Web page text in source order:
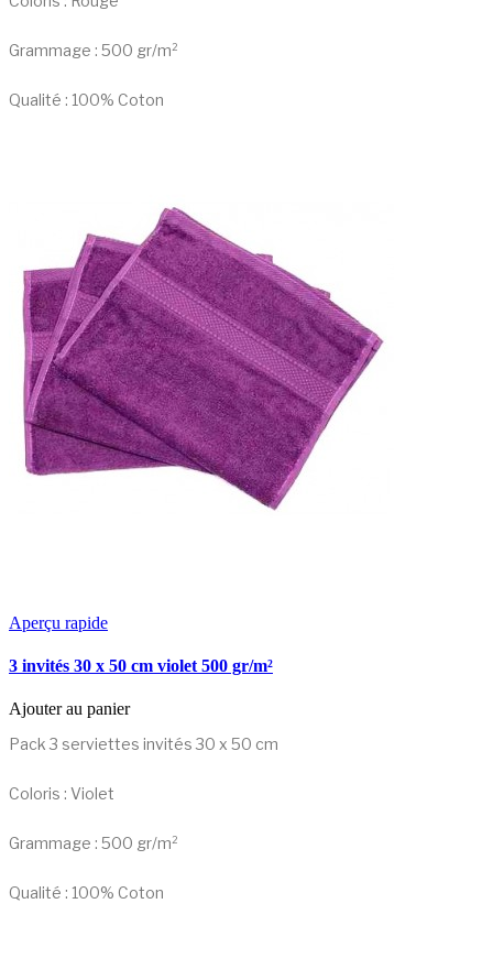
Grammage : 500 gr/m²
Qualité : 100% Coton
Aperçu rapide
3 invités 30 x 50 cm violet 500 gr/m²
Ajouter au panier
Pack 3 serviettes invités 30 x 50 cm
Coloris : Violet
Grammage : 500 gr/m²
Qualité : 100% Coton